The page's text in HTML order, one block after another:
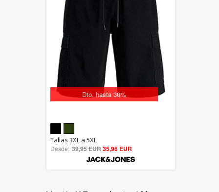
Dto. hasta 30%
5.00
out of 5
Tallas 3XL a 5XL
Desde: 39,95 EUR35,96 EUR